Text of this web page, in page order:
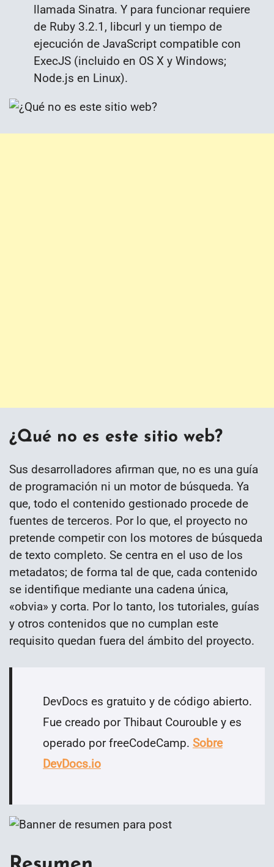
llamada Sinatra. Y para funcionar requiere
de Ruby 3.2.1, libcurl y un tiempo de
ejecución de JavaScript compatible con
ExecJS (incluido en OS X y Windows;
Node.js en Linux).
¿Qué no es este sitio web?
Sus desarrolladores afirman que, no es una guía
de programación ni un motor de búsqueda. Ya
que, todo el contenido gestionado procede de
fuentes de terceros. Por lo que, el proyecto no
pretende competir con los motores de búsqueda
de texto completo. Se centra en el uso de los
metadatos; de forma tal de que, cada contenido
se identifique mediante una cadena única,
«obvia» y corta. Por lo tanto, los tutoriales, guías
y otros contenidos que no cumplan este
requisito quedan fuera del ámbito del proyecto.
DevDocs es gratuito y de código abierto.
Fue creado por Thibaut Courouble y es
operado por freeCodeCamp. Sobre
DevDocs.io